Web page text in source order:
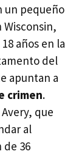
un pequeño
años en la
del
apuntan a
crimen.
que
al
36